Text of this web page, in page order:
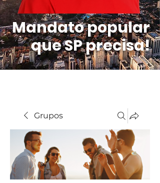
Mandato popular
que SP precisa!
Grupos